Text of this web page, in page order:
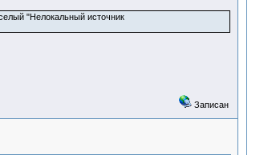
"Нелокальный источник
Записан